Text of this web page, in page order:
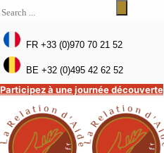
FR +33 (0)970 70 21 52
BE +32 (0)495 42 62 52
Participez à une journée découverte